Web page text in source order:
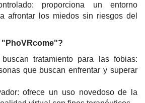
proporciona un entorno
afrontar los miedos sin riesgos del
"PhoVRcome"?
tratamiento para las fobias:
que buscan enfrentar y superar
ofrece un uso novedoso de la